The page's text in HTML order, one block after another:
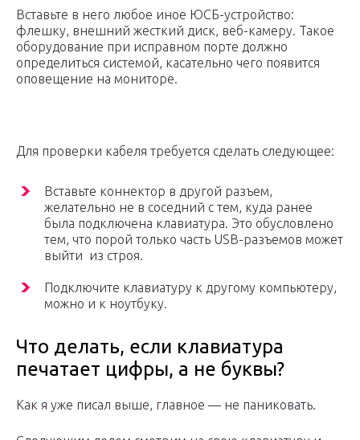
Вставьте в него любое иное ЮСБ-устройство:
флешку, внешний жесткий диск, веб-камеру. Такое
оборудование при исправном порте должно
определиться системой, касательно чего появится
оповещение на мониторе.
Для проверки кабеля требуется сделать следующее:
Вставьте коннектор в другой разъем,
желательно не в соседний с тем, куда ранее
была подключена клавиатура. Это обусловлено
тем, что порой только часть USB-разъемов может
выйти из строя.
Подключите клавиатуру к другому компьютеру,
можно и к ноутбуку.
Что делать, если клавиатура
печатает цифры, а не буквы?
Как я уже писал выше, главное — не паниковать.